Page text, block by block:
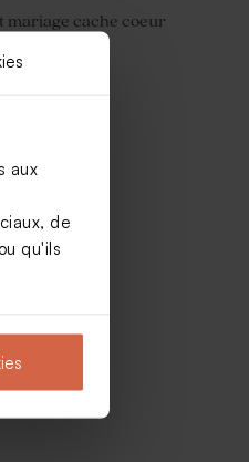
aux
de
qu'ils
mariage cache coeur